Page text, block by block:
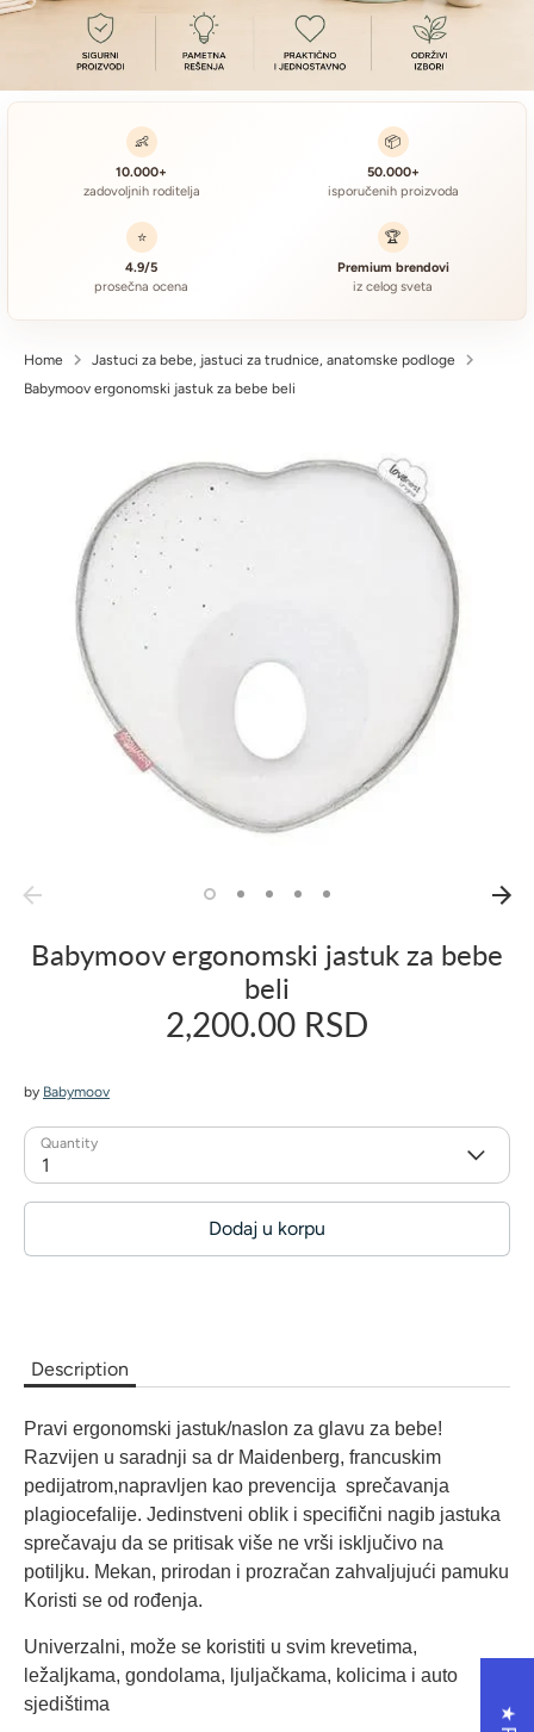
👶
10.000+
zadovoljnih roditelja
📦
50.000+
isporučenih proizvoda
⭐
4.9/5
prosečna ocena
🏆
Premium brendovi
iz celog sveta
Home
Jastuci za bebe, jastuci za trudnice, anatomske podloge
Babymoov ergonomski jastuk za bebe beli
Babymoov ergonomski jastuk za bebe
beli
2,200.00 RSD
by Babymoov
Quantity
1
Dodaj u korpu
Description
Pravi ergonomski jastuk/naslon za glavu za bebe!
Razvijen u saradnji sa dr Maidenberg, francuskim
pedijatrom,napravljen kao prevencija sprečavanja
plagiocefalije. Jedinstveni oblik i specifični nagib jastuka
sprečavaju da se pritisak više ne vrši isključivo na
potiljku. Mekan, prirodan i prozračan zahvaljujući pamuku
Koristi se od rođenja.
Univerzalni, može se koristiti u svim krevetima,
ležaljkama, gondolama, ljuljačkama, kolicima i auto
sjedištima